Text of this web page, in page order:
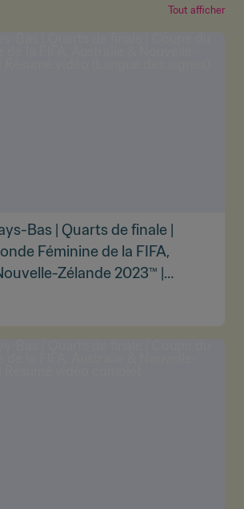
Tout afficher
Bas | Quarts de finale |
Féminine de la FIFA,
Zélande 2023™ |